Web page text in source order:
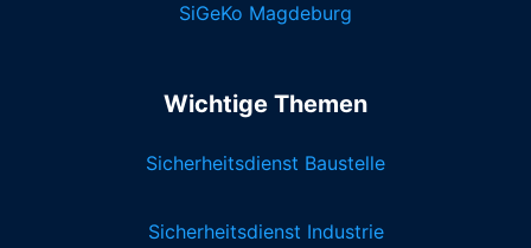
SiGeKo Magdeburg
Wichtige Themen
Sicherheitsdienst Baustelle
Sicherheitsdienst Industrie